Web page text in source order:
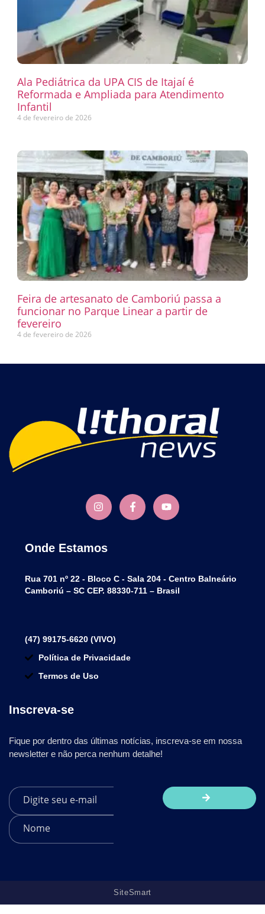
Ala Pediátrica da UPA CIS de Itajaí é
Reformada e Ampliada para Atendimento
Infantil
4 de fevereiro de 2026
Feira de artesanato de Camboriú passa a
funcionar no Parque Linear a partir de
fevereiro
4 de fevereiro de 2026
Onde Estamos
Rua 701 nº 22 - Bloco C - Sala 204 - Centro Balneário
Camboriú – SC CEP. 88330-711 – Brasil
(47) 99175-6620 (VIVO)
Política de Privacidade
Termos de Uso
Inscreva-se
Fique por dentro das últimas notícias, inscreva-se em nossa
newsletter e não perca nenhum detalhe!
SiteSmart